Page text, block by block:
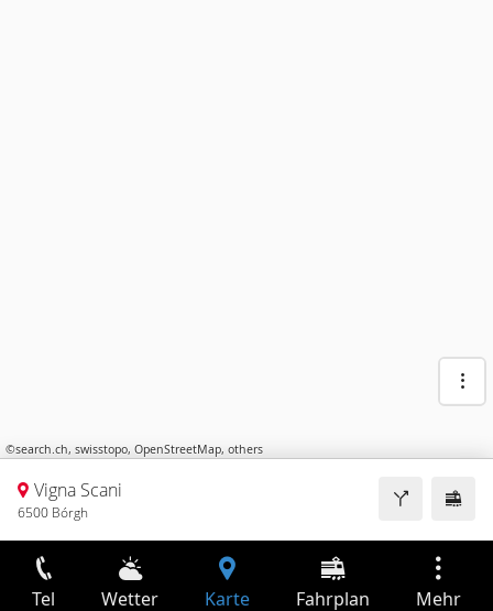
©search.ch, swisstopo, OpenStreetMap, others
Vigna Scani
6500 Bórgh
Tel Wetter Karte Fahrplan Mehr